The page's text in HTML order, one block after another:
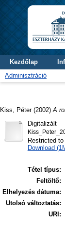
Kezdőlap
Adminisztráció
Kiss, Péter(2002) A
Digitalizált
Restricted
Download
Tétel típus:
Feltöltő:
Elhelyezés dátuma:
Utolsó változtatás:
URI: